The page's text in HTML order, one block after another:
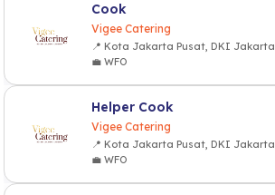
Cook
Vigee Catering
📍 Kota Jakarta Pusat, DKI Jakarta
💼 WFO
Helper Cook
Vigee Catering
📍 Kota Jakarta Pusat, DKI Jakarta
💼 WFO